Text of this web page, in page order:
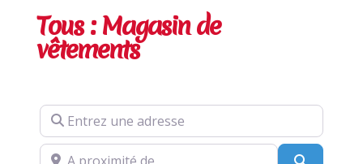
Tous : Magasin de
vêtements
Entrez une adresse
A proximité de